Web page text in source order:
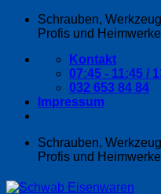
Zum
Schrauben,
Profis und
Kontakt
07:45 - 11:45 /
032 653 84 84
Impressum
Schrauben,
Profis und